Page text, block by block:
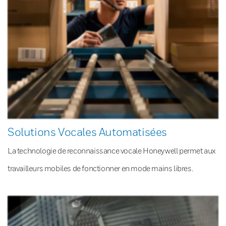
Solutions Vocales Automatisées
La technologie de reconnaissance vocale Honeywell permet aux
travailleurs mobiles de fonctionner en mode mains libres.